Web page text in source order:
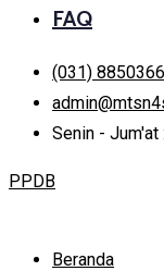
FAQ
(031) 8850366
Senin - Jum'at
PPDB
Beranda